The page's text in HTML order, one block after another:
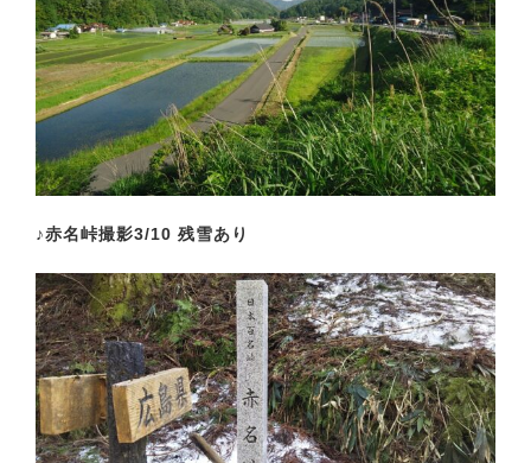
♪赤名峠撮影3/10 残雪あり